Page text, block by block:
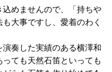
めませんので、「持ちや
大事ですし、愛着のわく
奏した実績のある横澤和
ても天然石笛といっても